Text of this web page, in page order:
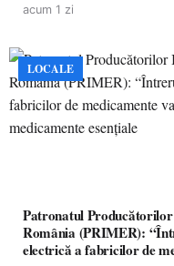
acum 1 zi
LOCALE
Patronatul
România (PRIMER):
electrică a fabricilor de